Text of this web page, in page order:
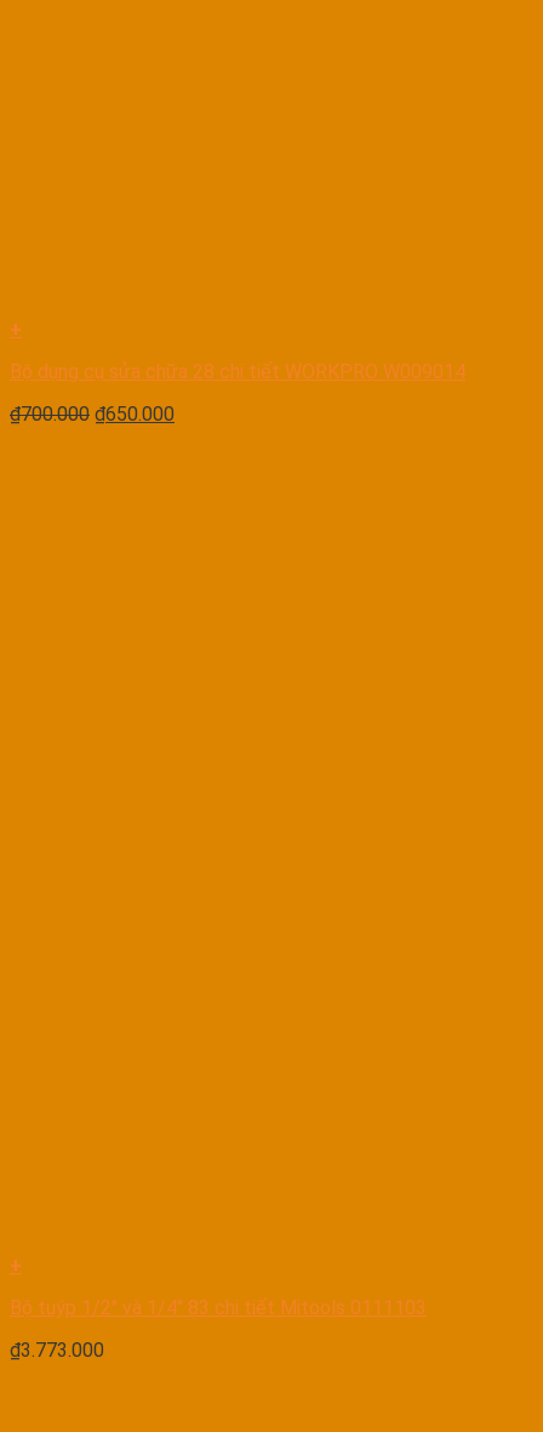
+
Bộ dụng cụ sửa chữa 28 chi tiết WORKPRO W009014
₫700.000 ₫650.000
+
Bộ tuýp 1/2″ và 1/4″ 83 chi tiết Mitools 0111103
₫3.773.000